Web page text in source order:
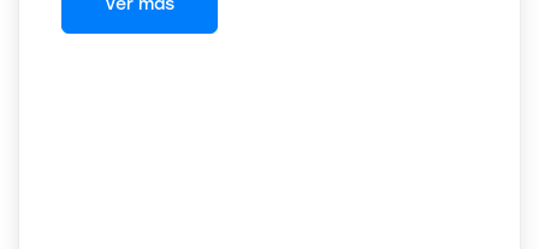
Ver más